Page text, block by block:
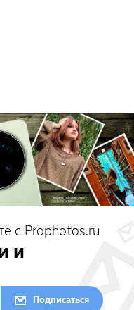
с Prophotos.ru
и
Подписаться